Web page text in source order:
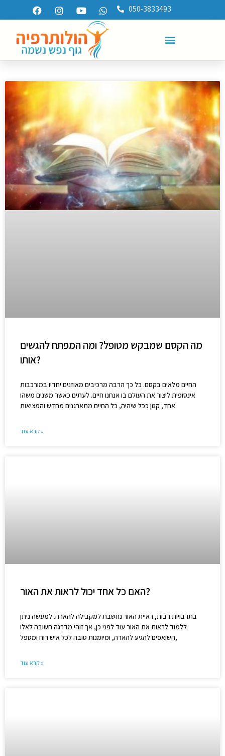
050-3833493
מה הקסם שמבקש מטופל? ומה המפתח להגשים
אותו?
החיים מלאים בקסם. כל כך הרבה מרכיבים מאוזנים יחדיו במורכבות
אינסופית ליצור את העולם בו אנחנו חיים. לעתים כאשר משנים משהו
אחד, קטן ככל שיהיה, כל החיים מתארגנים מחדש והמציאות
קרא עוד »
האם כל אחד יכול לראות את האור?
בתרבויות רבות, ראיית האור נחשבת למקבילה להארה. למעשה ניתן
ללמוד לראות את האור עוד לפני כן, אך זוהי מדרגה חשובה לאלו
השואפים להגיע להארה, ומיומנות טובה לכל איש רוח ומטפל,
קרא עוד »